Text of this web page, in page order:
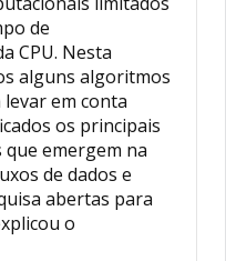
de
CPU. Nesta
alguns algoritmos
em conta
os principais
emergem na
de dados e
abertas para
o